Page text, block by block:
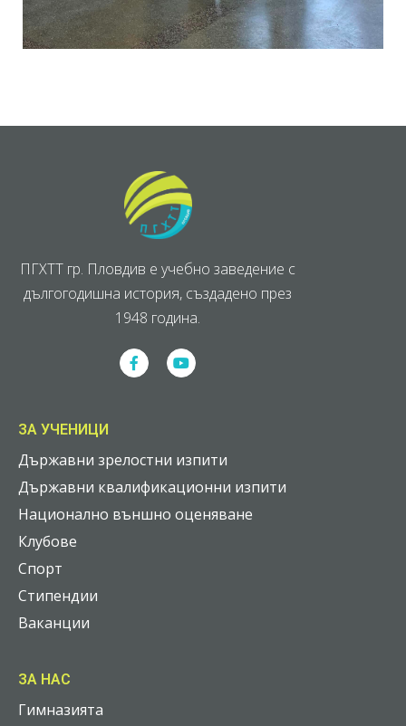
ПГХТТ гр. Пловдив е учебно заведение с
дългогодишна история, създадено през
1948 година.
ЗА УЧЕНИЦИ
Държавни зрелостни изпити
Държавни квалификационни изпити
Национално външно оценяване
Клубове
Спорт
Стипендии
Ваканции
ЗА НАС
Гимназията